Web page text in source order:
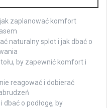
zaplanować komfort
naturalny splot i jak dbać o
by zapewnić komfort i
reagować i dobierać
dbać o podłogę, by